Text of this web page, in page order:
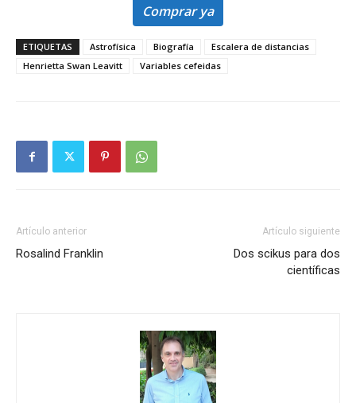
Comprar ya
ETIQUETAS Astrofísica Biografía
Escalera de distancias
Henrietta Swan Leavitt
Variables cefeidas
Artículo anterior
Rosalind Franklin
Artículo siguiente
Dos scikus para dos
científicas